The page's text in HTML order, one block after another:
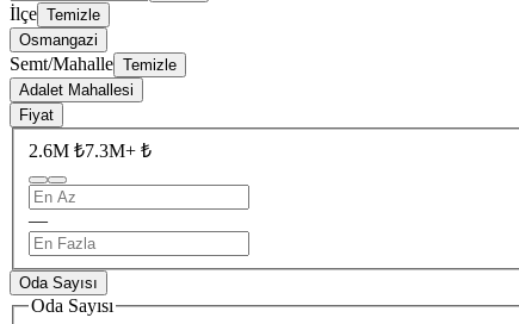
İlçe Temizle
Osmangazi
Semt/Mahalle Temizle
Adalet Mahallesi
Fiyat
2.6M ₺7.3M+ ₺
—
Oda Sayısı
Oda Sayısı